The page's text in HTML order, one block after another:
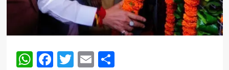
WhatsApp
Facebook
Twitter
EmailShare